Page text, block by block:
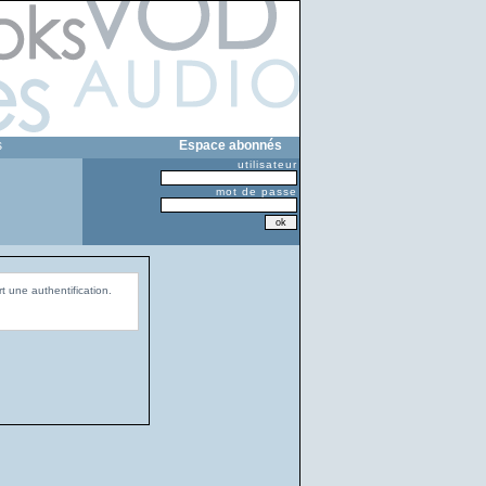
Espace abonnés
utilisateur
mot de passe
une authentification.